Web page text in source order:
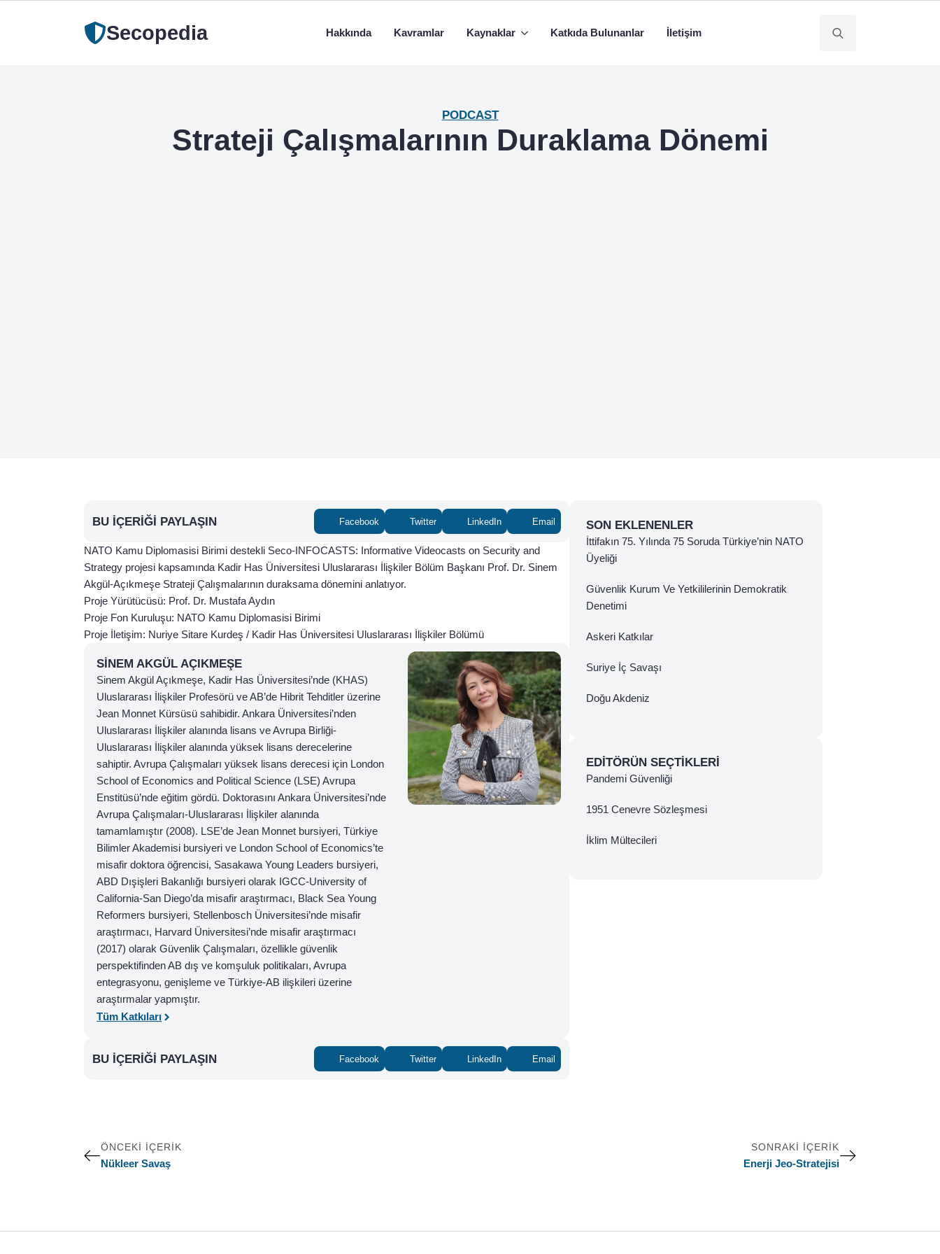
Secopedia Hakkında Kavramlar Kaynaklar Katkıda Bulunanlar İletişim
PODCAST
Strateji Çalışmalarının Duraklama Dönemi
BU İÇERIĞI PAYLAŞIN Facebook Twitter LinkedIn Email
NATO Kamu Diplomasisi Birimi destekli Seco-INFOCASTS: Informative Videocasts on Security and
Strategy projesi kapsamında Kadir Has Üniversitesi Uluslararası İlişkiler Bölüm Başkanı Prof. Dr. Sinem
Akgül-Açıkmeşe Strateji Çalışmalarının duraksama dönemini anlatıyor.
Proje Yürütücüsü: Prof. Dr. Mustafa Aydın
Proje Fon Kuruluşu: NATO Kamu Diplomasisi Birimi
Proje İletişim: Nuriye Sitare Kurdeş / Kadir Has Üniversitesi Uluslararası İlişkiler Bölümü
SINEM AKGÜL AÇIKMEŞE
Sinem Akgül Açıkmeşe, Kadir Has Üniversitesi’nde (KHAS)
Uluslararası İlişkiler Profesörü ve AB’de Hibrit Tehditler üzerine
Jean Monnet Kürsüsü sahibidir. Ankara Üniversitesi’nden
Uluslararası İlişkiler alanında lisans ve Avrupa Birliği-
Uluslararası İlişkiler alanında yüksek lisans derecelerine
sahiptir. Avrupa Çalışmaları yüksek lisans derecesi için London
School of Economics and Political Science (LSE) Avrupa
Enstitüsü’nde eğitim gördü. Doktorasını Ankara Üniversitesi’nde
Avrupa Çalışmaları-Uluslararası İlişkiler alanında
tamamlamıştır (2008). LSE’de Jean Monnet bursiyeri, Türkiye
Bilimler Akademisi bursiyeri ve London School of Economics’te
misafir doktora öğrencisi, Sasakawa Young Leaders bursiyeri,
ABD Dışişleri Bakanlığı bursiyeri olarak IGCC-University of
California-San Diego’da misafir araştırmacı, Black Sea Young
Reformers bursiyeri, Stellenbosch Üniversitesi’nde misafir
araştırmacı, Harvard Üniversitesi’nde misafir araştırmacı
(2017) olarak Güvenlik Çalışmaları, özellikle güvenlik
perspektifinden AB dış ve komşuluk politikaları, Avrupa
entegrasyonu, genişleme ve Türkiye-AB ilişkileri üzerine
araştırmalar yapmıştır.
Tüm Katkıları
BU İÇERIĞI PAYLAŞIN Facebook Twitter LinkedIn Email
SON EKLENENLER
İttifakın 75. Yılında 75 Soruda Türkiye’nin NATO
Üyeliği
Güvenlik Kurum Ve Yetkililerinin Demokratik
Denetimi
Askeri Katkılar
Suriye İç Savaşı
Doğu Akdeniz
EDITÖRÜN SEÇTIKLERI
Pandemi Güvenliği
1951 Cenevre Sözleşmesi
İklim Mültecileri
ÖNCEKI İÇERIK
Nükleer Savaş
SONRAKI İÇERIK
Enerji Jeo-Stratejisi